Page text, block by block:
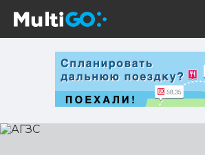
АГЗС